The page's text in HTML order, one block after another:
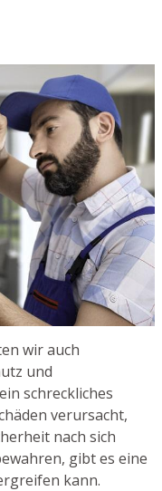
wir auch
und
schreckliches
verursacht,
nach sich
gibt es eine
kann.